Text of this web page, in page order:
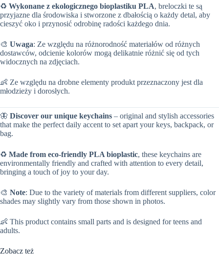
♻️ Wykonane z ekologicznego bioplastiku PLA, breloczki te są
przyjazne dla środowiska i stworzone z dbałością o każdy detal, aby
cieszyć oko i przynosić odrobinę radości każdego dnia.
🎨 Uwaga: Ze względu na różnorodność materiałów od różnych
dostawców, odcienie kolorów mogą delikatnie różnić się od tych
widocznych na zdjęciach.
👶 Ze względu na drobne elementy produkt przeznaczony jest dla
młodzieży i dorosłych.
🦋 Discover our unique keychains – original and stylish accessories
that make the perfect daily accent to set apart your keys, backpack, or
bag.
♻️ Made from eco-friendly PLA bioplastic, these keychains are
environmentally friendly and crafted with attention to every detail,
bringing a touch of joy to your day.
🎨 Note: Due to the variety of materials from different suppliers, color
shades may slightly vary from those shown in photos.
👶 This product contains small parts and is designed for teens and
adults.
Zobacz też